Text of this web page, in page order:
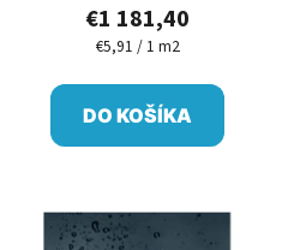
€1 181,40
Jednotková
€5,91 / 1 m2
DO KOŠÍKA